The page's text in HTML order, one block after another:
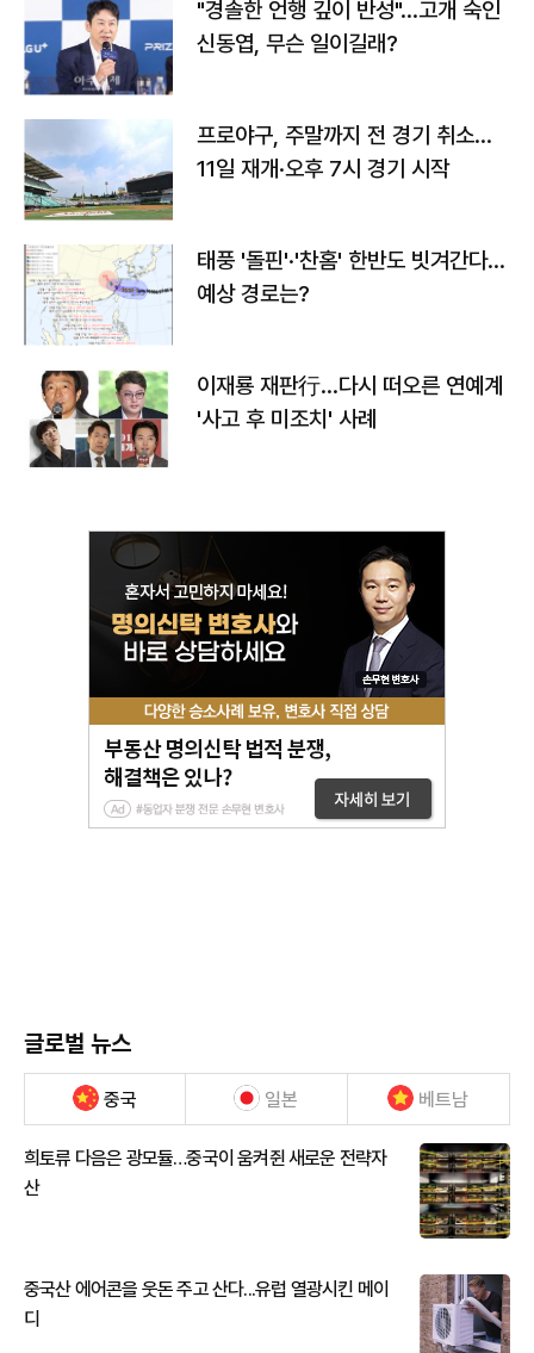
"경솔한 언행 깊이 반성"…고개 숙인
신동엽, 무슨 일이길래?
프로야구, 주말까지 전 경기 취소…
11일 재개·오후 7시 경기 시작
태풍 '돌핀'·'찬홈' 한반도 빗겨간다…
예상 경로는?
이재룡 재판行…다시 떠오른 연예계
'사고 후 미조치' 사례
글로벌 뉴스
중국 일본 베트남
희토류 다음은 광모듈…중국이 움켜쥔 새로운 전략자
산
중국산 에어콘을 웃돈 주고 산다...유럽 열광시킨 메이
디